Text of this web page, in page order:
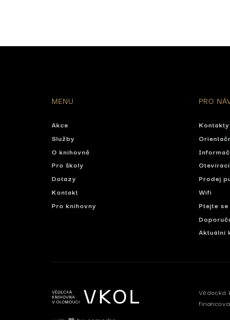
MENU
Akce
Služby
O knihovně
Pro školy
Dotazy
Kontakt
Pro knihovny
PRO
Kontakty
Prodej
Wifi
Ptejte
Aktuální
Vědecká